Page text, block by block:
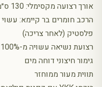
אורך רצועה מקסימלי: 130 ס״מ
פלסטיק (לאחר צריכה)
רצועת נשיאה עשויה מ-100% פוליאסטר ממוחזר
גימור חיצוני דוחה מים
תווית מעור ממוחזר